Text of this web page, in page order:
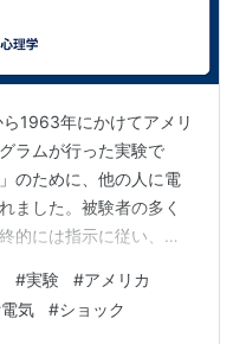
1963年にかけてアメリ
ラムが行った実験で
のために、他の人に電
ました。被験者の多く
的には指示に従い、電
徳的に間違っていると
とを示しています。
#実験 #アメリカ
電気 #ショック